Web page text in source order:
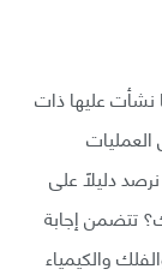
نشأت عليها ذات
نرصد دليلًا على
تتضمن إجابة
والكيمياء